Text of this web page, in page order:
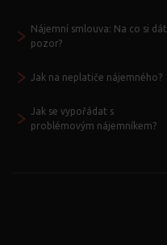
Nájemní smlouva: Na co si dát
pozor?
Jak na neplatiče nájemného?
Jak se vypořádat s
problémovým nájemníkem?